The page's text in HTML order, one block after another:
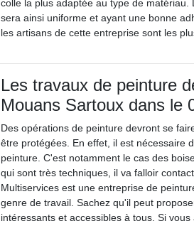
colle la plus adaptée au type de
sera ainsi uniforme et ayant une bonne
les artisans de cette entreprise sont les
Les travaux de peinture
Mouans Sartoux dans le
Des opérations de peinture devront se
être protégées. En effet, il est nécessaire
peinture. C'est notamment le cas des
qui sont très techniques, il va falloir
Multiservices est une entreprise de
genre de travail. Sachez qu'il peut
intéressants et accessibles à tous. Si